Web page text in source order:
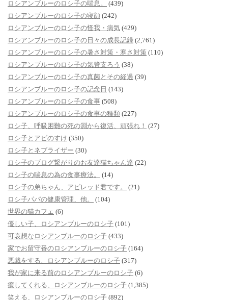
ロシアンブルーのロシ子の喘息。
(439)
ロシアンブルーのロシ子の寝顔 (242)
ロシアンブルーのロシ子の怪我・病気 (429)
ロシアンブルーのロシ子の日々の成長記録 (2,761)
ロシアンブルーのロシ子の暑さ対策・寒さ対策 (110)
ロシアンブルーのロシ子の気管支ろう (38)
ロシアンブルーのロシ子の真菌とその経過 (39)
ロシアンブルーのロシ子の記念日 (143)
ロシアンブルーのロシ子の食事 (508)
ロシアンブルーのロシ子の食事の種類 (227)
ロシ子、呼吸困難の死の淵から復活、頑張れ！ (27)
ロシ子とアビのすけ (350)
ロシ子とネブライザー (30)
ロシ子のブログ繋がりのお友達猫ちゃん達 (22)
ロシ子の喘息の為の食事療法。
(14)
ロシ子の弟ちゃん、アビレッド君です。
(21)
ロシ子パパの健康管理、他。
(104)
世界の猫カフェ (6)
優しい子、ロシアンブルーのロシ子 (101)
可哀想なロシアンブルーのロシ子 (433)
家でお留守番のロシアンブルーのロシ子 (164)
悪戯をする、ロシアンブルーのロシ子 (317)
我が家に来る前のロシアンブルーのロシ子 (6)
癒してくれる、ロシアンブルーのロシ子 (1,385)
笑える、ロシアンブルーのロシ子 (892)